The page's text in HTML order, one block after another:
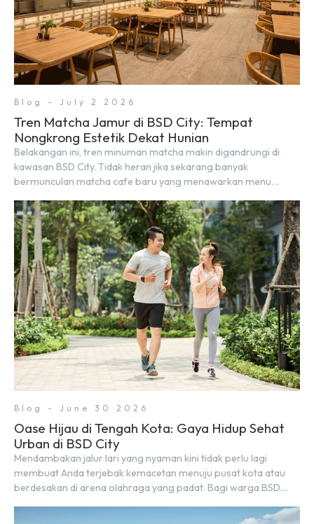
Blog - July 2 2026
Tren Matcha Jamur di BSD City: Tempat
Nongkrong Estetik Dekat Hunian
Belakangan ini, tren minuman matcha makin digandrungi di
kawasan BSD City. Tidak heran jika sekarang banyak
bermunculan matcha cafe baru yang menawarkan menu
nyaman, baik untuk produktif bekerja (WFC) maupun sekadar
bersantai bersama orang terdekat. Kabar baiknya, deretan
kafe hits ini tersebar di lokasi-lokasi strategis yang sangat […]
Blog - June 30 2026
Oase Hijau di Tengah Kota: Gaya Hidup Sehat
Urban di BSD City
Mendambakan jalur lari yang nyaman kini tidak perlu lagi
membuat Anda terjebak kemacetan menuju pusat kota atau
berdesakan di arena olahraga yang padat. Bagi warga BSD
sekitar yang rindang, estetik, dan menenangkan. Sebagai